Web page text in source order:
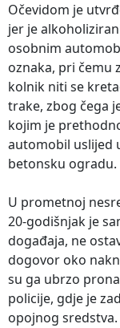
Očevidom je
jer je
osobnim
oznaka, pri čemu
kolnik niti se
trake, zbog čega
kojim je
automobil uslijed
betonsku ogradu.
U prometnoj
20-godišnjak je
događaja, ne
dogovor oko
su ga ubrzo
policije, gdje je
opojnog sredstva.